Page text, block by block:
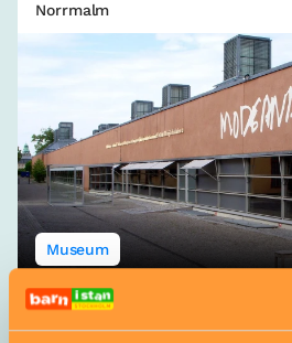
Norrmalm
Museum
Moderna museet